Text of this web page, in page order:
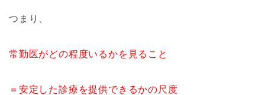
つまり、
常勤医がどの程度いるかを見ること
＝安定した診療を提供できるかの尺度